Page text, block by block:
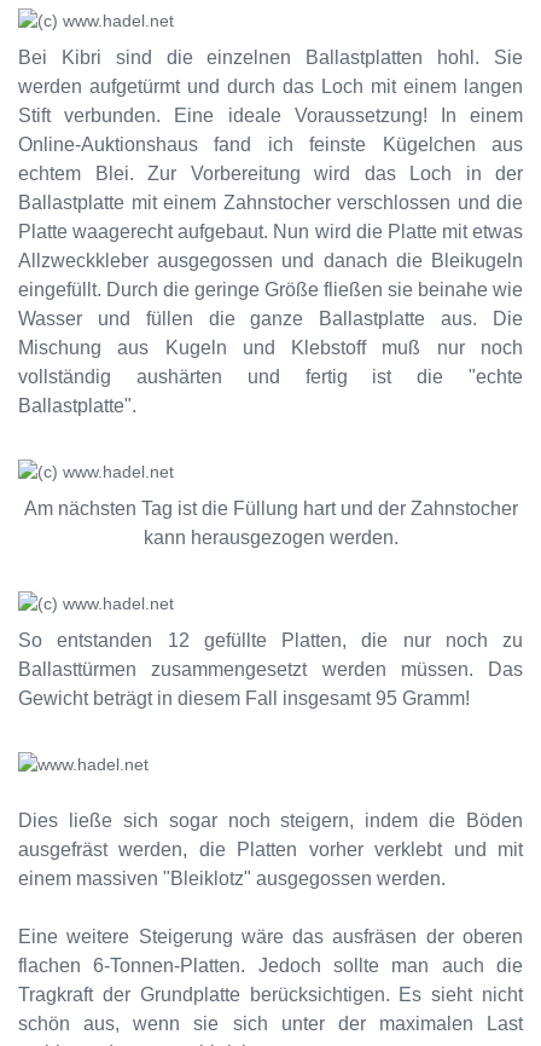
Bei Kibri sind die einzelnen Ballastplatten hohl. Sie
werden aufgetürmt und durch das Loch mit einem langen
Stift verbunden. Eine ideale Voraussetzung! In einem
Online-Auktionshaus fand ich feinste Kügelchen aus
echtem Blei. Zur Vorbereitung wird das Loch in der
Ballastplatte mit einem Zahnstocher verschlossen und die
Platte waagerecht aufgebaut. Nun wird die Platte mit etwas
Allzweckkleber ausgegossen und danach die Bleikugeln
eingefüllt. Durch die geringe Größe fließen sie beinahe wie
Wasser und füllen die ganze Ballastplatte aus. Die
Mischung aus Kugeln und Klebstoff muß nur noch
vollständig aushärten und fertig ist die "echte
Ballastplatte".
Am nächsten Tag ist die Füllung hart und der Zahnstocher
kann herausgezogen werden.
So entstanden 12 gefüllte Platten, die nur noch zu
Ballasttürmen zusammengesetzt werden müssen. Das
Gewicht beträgt in diesem Fall insgesamt 95 Gramm!
Dies ließe sich sogar noch steigern, indem die Böden
ausgefräst werden, die Platten vorher verklebt und mit
einem massiven "Bleiklotz" ausgegossen werden.
Eine weitere Steigerung wäre das ausfräsen der oberen
flachen 6-Tonnen-Platten. Jedoch sollte man auch die
Tragkraft der Grundplatte berücksichtigen. Es sieht nicht
schön aus, wenn sie sich unter der maximalen Last